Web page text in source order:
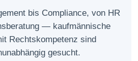
bis Compliance, von HR
— kaufmännische
Rechts­kompetenz sind
gesucht.